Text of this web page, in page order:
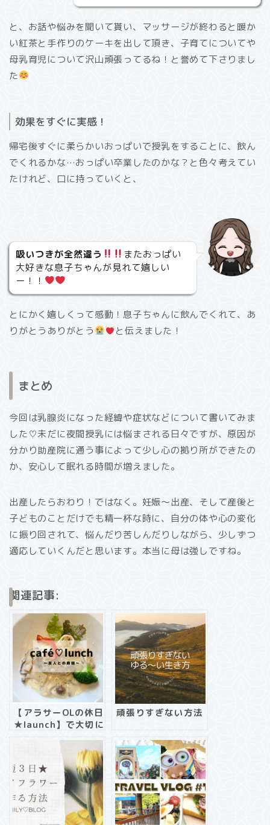
と、お話や悩みを聞いて貰い、マッサージが終わると暖か
い紅茶と手作りのケーキを出して頂き、子育てについてや
母乳育児について沢山頑張ってるね！と誉めて下さりまし
た
効果をすぐに実感！
帰宅後すぐに柔らかいおっぱいで授乳をすることに、飲ん
でくれるかな…おっぱい卒業したのかな？と色々考えてい
たけれど、口に持っていくと、
吸いつきが全然違う
またおっぱい
大好きな息子ちゃんが見れて嬉しい
ー！！
とにかく嬉しくって感動！息子ちゃんに飲んでくれて、あ
りがとうありがとう
と伝えました！
まとめ
今回は乳腺炎になった経緯や症状などについて書いてみま
した♡未だに夜間授乳には悩まされる日々ですが、原因が
分かり助産院に通う事によって少し心の拠り所ができたの
か、安心して眠れる時間が増えました。
出産したらおわり！ではなく。妊娠〜出産、そして産後と
子どものことだけでも精一杯な時に、自分の体や心の変化
に振り回されて、悩んだり苦しんだりしながら、少しずつ
適応していくんだと思います。本当に母は強しですね。
関連記事:
【アラサーOLの休日
★launch】で大切に
している事
頑張りすぎない方法